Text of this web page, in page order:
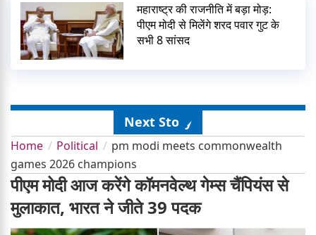
महाराष्ट्र की राजनीति में बड़ा मोड़:
पीएम मोदी से मिलेंगे शरद पवार गुट के
सभी 8 सांसद
Next Story
Home Political
pm modi meets commonwealth
games 2026 champions
पीएम मोदी आज करेंगे कॉमनवेल्थ गेम्स चैंपियंस से
मुलाकात, भारत ने जीते 39 पदक